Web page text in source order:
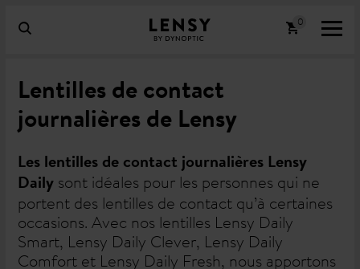
Lentilles de contact
journalières de Lensy
Les lentilles de contact journalières Lensy
Daily sont idéales pour les personnes qui ne
portent des lentilles de contact qu’à certaines
occasions. Avec nos lentilles Lensy Daily
Smart, Lensy Daily Clever, Lensy Daily
Comfort et Lensy Daily Fresh, nous apportons